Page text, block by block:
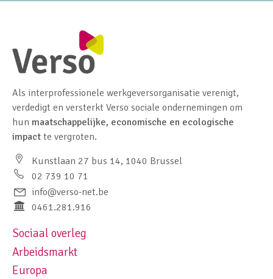
Als interprofessionele werkgeversorganisatie verenigt,
verdedigt en versterkt Verso sociale ondernemingen om
hun maatschappelijke, economische en ecologische
impact te vergroten.
Kunstlaan 27 bus 14, 1040 Brussel
02 739 10 71
info@verso-net.be
0461.281.916
Footer navigation left
Sociaal overleg
Arbeidsmarkt
Europa